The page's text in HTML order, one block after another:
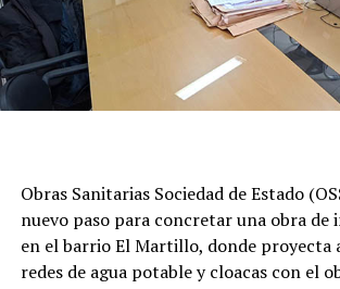
Obras Sanitarias Sociedad de Estado
nuevo paso para concretar una obra
en el barrio El Martillo, donde proyecta
redes de agua potable y cloacas con el